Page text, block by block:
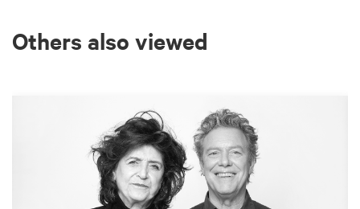
Others also viewed